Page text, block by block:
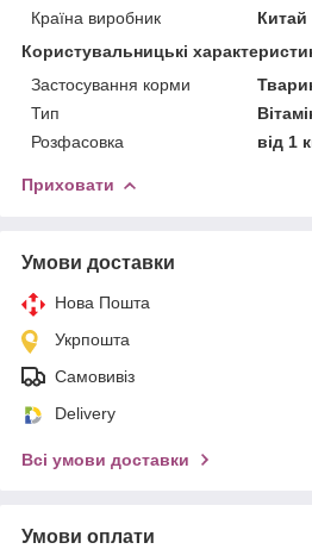
Країна виробник
Китай
Користувальницькі
Застосування корми
Тип
Розфасовка
від 1
Приховати
Умови доставки
Нова Пошта
Укрпошта
Самовивіз
Delivery
Всі умови доставки
Умови оплати